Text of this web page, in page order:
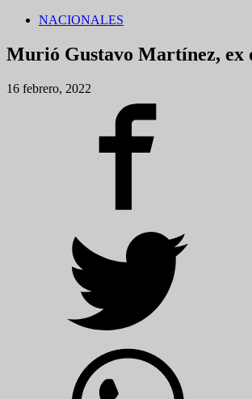
NACIONALES
Murió Gustavo Martínez, ex
16 febrero, 2022